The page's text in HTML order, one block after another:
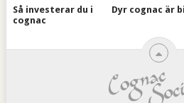
Så investerar du i
cognac
Dyr cognac är